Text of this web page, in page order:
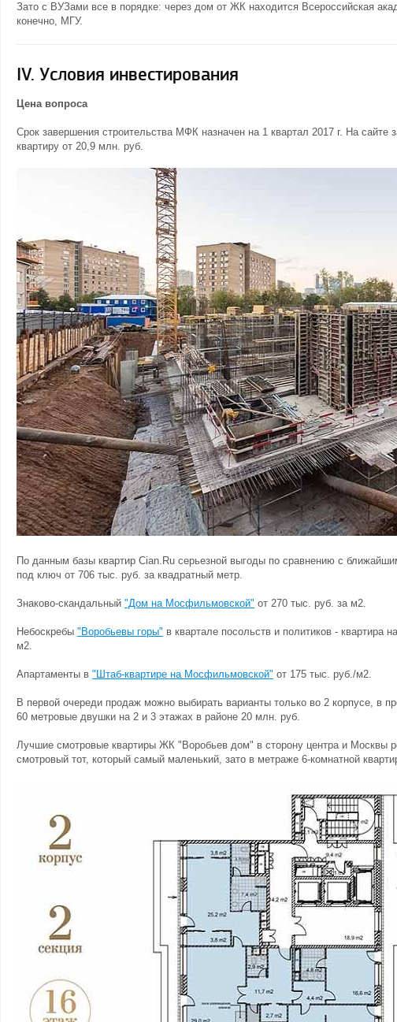
Зато с ВУЗами все в порядке: через дом от ЖК находится Всероссийская
конечно, МГУ.
IV. Условия инвестирования
Цена вопроса
Срок завершения строительства МФК назначен на 1 квартал 2017 г. На
квартиру от 20,9 млн. руб.
По данным базы квартир Cian.Ru серьезной выгоды по сравнению с
под ключ от 706 тыс. руб. за квадратный метр.
Знаково-скандальный "Дом на Мосфильмовской" от 270 тыс. руб. за м2.
Небоскребы "Воробьевы горы" в квартале посольств и политиков - квартира
м2.
Апартаменты в "Штаб-квартире на Мосфильмовской" от 175 тыс. руб./м2.
В первой очереди продаж можно выбирать варианты только во 2 корпусе,
60 метровые двушки на 2 и 3 этажах в районе 20 млн. руб.
Лучшие смотровые квартиры ЖК "Воробьев дом" в сторону центра и Москвы
смотровый тот, который самый маленький, зато в метраже 6-комнатной